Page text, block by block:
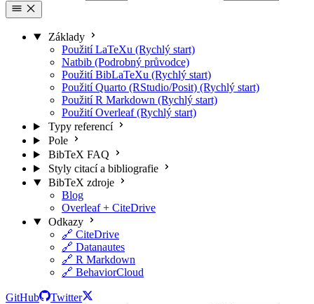
Základy
Použití LaTeXu (Rychlý start)
Natbib (Podrobný průvodce)
Použití BibLaTeXu (Rychlý start)
Použití Quarto (RStudio/Posit) (Rychlý start)
Použití R Markdown (Rychlý start)
Použití Overleaf (Rychlý start)
Typy referencí
Pole
BibTeX FAQ
Styly citací a bibliografie
BibTeX zdroje
Blog
Overleaf + CiteDrive
Odkazy
🔗 CiteDrive
🔗 Datanautes
🔗 R Markdown
🔗 BehaviorCloud
GitHub
Twitter